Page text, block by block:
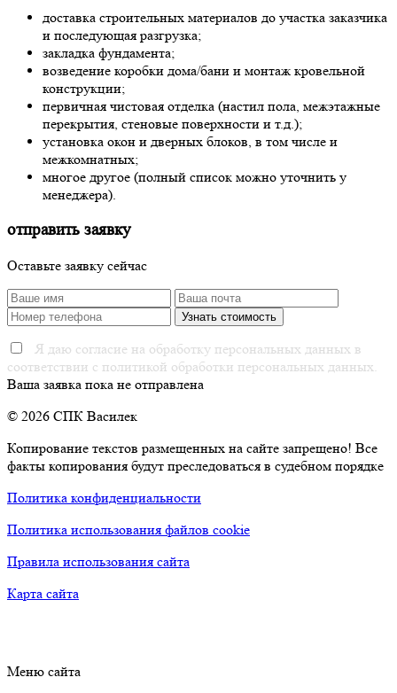
доставка строительных материалов до участка заказчика
и последующая разгрузка;
закладка фундамента;
возведение коробки дома/бани и монтаж кровельной
конструкции;
первичная чистовая отделка (настил пола, межэтажные
перекрытия, стеновые поверхности и т.д.);
установка окон и дверных блоков, в том числе и
межкомнатных;
многое другое (полный список можно уточнить у
менеджера).
отправить заявку
Оставьте заявку сейчас
Я даю согласие на обработку персональных данных в
соответствии с политикой обработки персональных данных.
Ваша заявка пока не отправлена
© 2026 СПК Василек
Копирование текстов размещенных на сайте запрещено! Все
факты копирования будут преследоваться в судебном порядке
Политика конфиденциальности
Политика использования файлов cookie
Правила использования сайта
Карта сайта
Меню сайта